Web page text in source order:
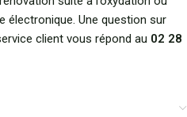
électronique. Une question sur
client vous répond au 02 28